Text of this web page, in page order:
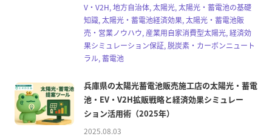
V・V2H, 地方自治体, 太陽光, 太陽光・蓄電池の基礎
知識, 太陽光・蓄電池経済効果, 太陽光・蓄電池販
売・営業ノウハウ, 産業用自家消費型太陽光, 経済効
果シミュレーション保証, 脱炭素・カーボンニュート
ラル, 蓄電池
兵庫県の太陽光蓄電池販売施工店の太陽光・蓄電
池・EV・V2H拡販戦略と経済効果シミュレー
ション活用術（2025年）
2025.08.03